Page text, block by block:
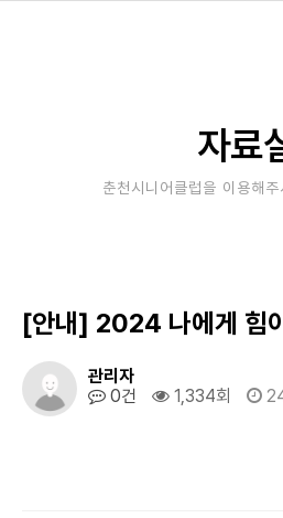
자료
춘천시니어클럽을 이용해
[안내] 2024 나에게 힘
관리자
0건
1,334회